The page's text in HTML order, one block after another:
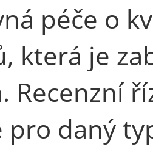
péče o
která je
Recenzní
pro daný